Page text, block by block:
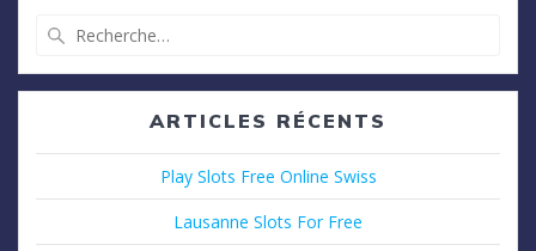
:
ARTICLES RÉCENTS
Play Slots Free Online Swiss
Lausanne Slots For Free